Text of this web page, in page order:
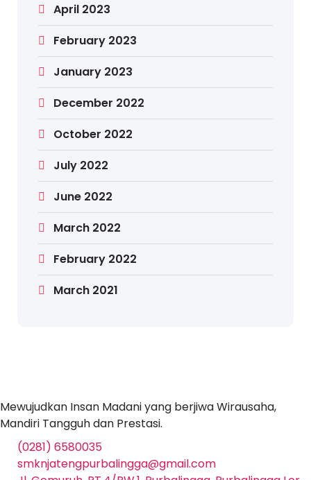
April 2023
February 2023
January 2023
December 2022
October 2022
July 2022
June 2022
March 2022
February 2022
March 2021
Mewujudkan Insan Madani yang berjiwa Wirausaha,
Mandiri Tangguh dan Prestasi.
(0281) 6580035
smknjatengpurbalingga@gmail.com